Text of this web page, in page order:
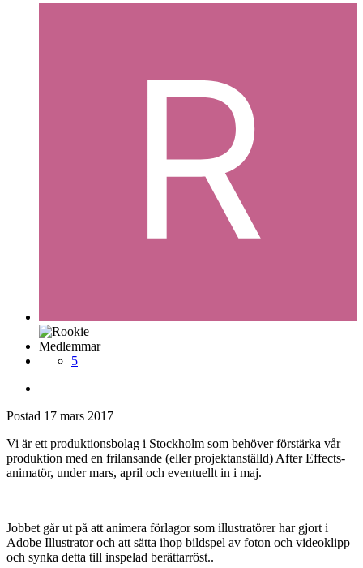
Medlemmar
5
Postad 17 mars 2017
Vi är ett produktionsbolag i Stockholm som behöver förstärka vår
produktion med en frilansande (eller projektanställd) After Effects-
animatör, under mars, april och eventuellt in i maj.
Jobbet går ut på att animera förlagor som illustratörer har gjort i
Adobe Illustrator och att sätta ihop bildspel av foton och videoklipp
och synka detta till inspelad berättarröst..